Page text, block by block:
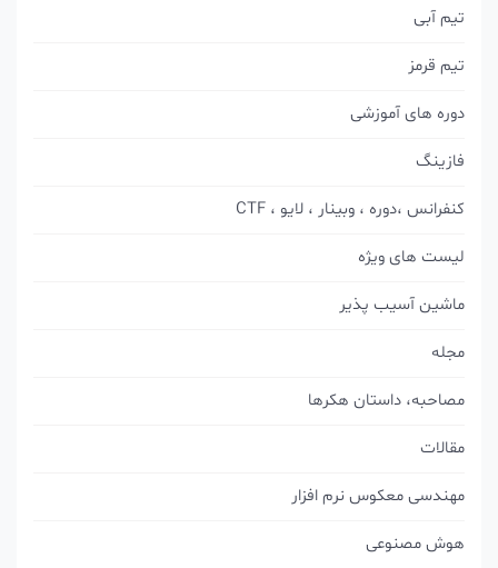
تیم آبی
تیم قرمز
دوره های آموزشی
فازینگ
کنفرانس ،دوره ، وبینار ، لایو ، CTF
لیست های ویژه
ماشین آسیب پذیر
مصاحبه، داستان هکرها
مقالات
مهندسی معکوس نرم افزار
هوش مصنوعی